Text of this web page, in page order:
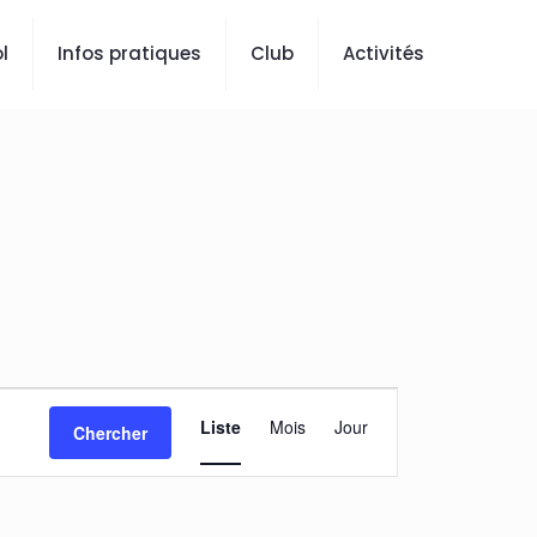
Infos pratiques Club Activités
Chercher
Navigation
Liste Mois Jour